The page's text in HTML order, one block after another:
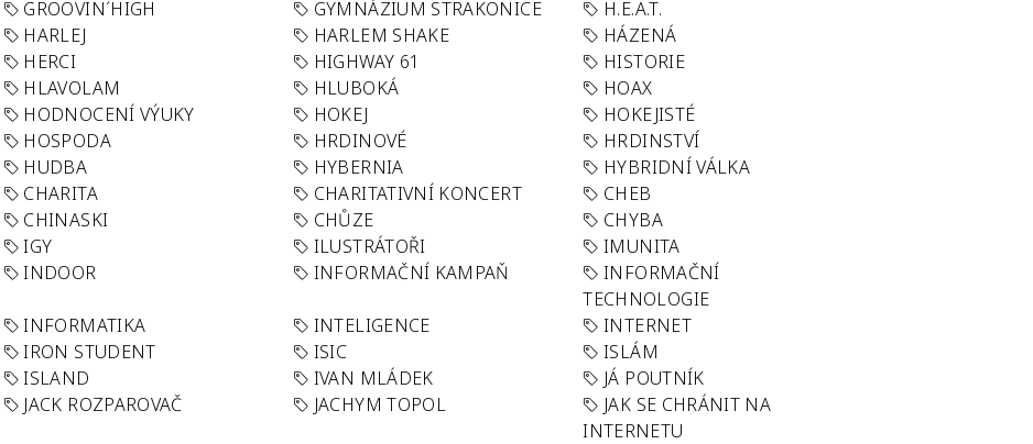
GROOVIN´HIGH GYMNÁZIUM STRAKONICE
H.E.A.T.
HARLEJ HARLEM SHAKE
HÁZENÁ
HERCI HIGHWAY 61
HISTORIE
HLAVOLAM HLUBOKÁ
HOAX
HODNOCENÍ VÝUKY HOKEJ
HOKEJISTÉ
HOSPODA HRDINOVÉ
HRDINSTVÍ
HUDBA HYBERNIA
HYBRIDNÍ VÁLKA
CHARITA CHARITATIVNÍ KONCERT
CHEB
CHINASKI CHŮZE
CHYBA
IGY ILUSTRÁTOŘI
IMUNITA
INDOOR INFORMAČNÍ KAMPAŇ
INFORMAČNÍ
TECHNOLOGIE
INFORMATIKA INTELIGENCE
INTERNET
IRON STUDENT ISIC
ISLÁM
ISLAND IVAN MLÁDEK
JÁ POUTNÍK
JACK ROZPAROVAČ JACHYM TOPOL
JAK SE CHRÁNIT NA
INTERNETU